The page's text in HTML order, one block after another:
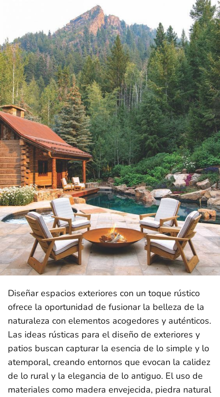
Diseñar espacios exteriores con un toque rústico
ofrece la oportunidad de fusionar la belleza de la
naturaleza con elementos acogedores y auténticos.
Las ideas rústicas para el diseño de exteriores y
patios buscan capturar la esencia de lo simple y lo
atemporal, creando entornos que evocan la calidez
de lo rural y la elegancia de lo antiguo. El uso de
materiales como madera envejecida, piedra natural